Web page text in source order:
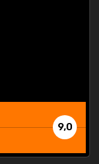
9,0